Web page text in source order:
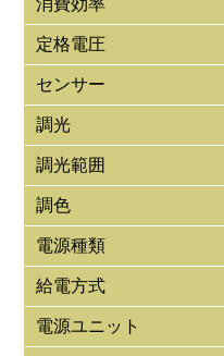
消費効率
定格電圧
センサー
調光
調光範囲
調色
電源種類
給電方式
電源ユニット